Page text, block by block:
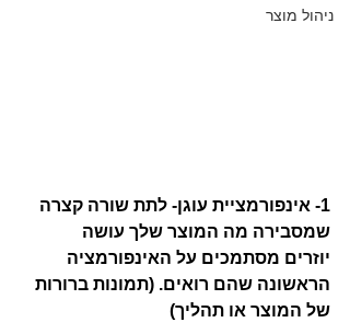
ניהול מוצר
1- אינפורמציית עוגן- לתת שורה קצרה
שמסבירה מה המוצר שלך עושה
יוזרים מסתמכים על האינפורמציה
הראשונה שהם רואים. (תמונות ברורות
של המוצר או תהליך)